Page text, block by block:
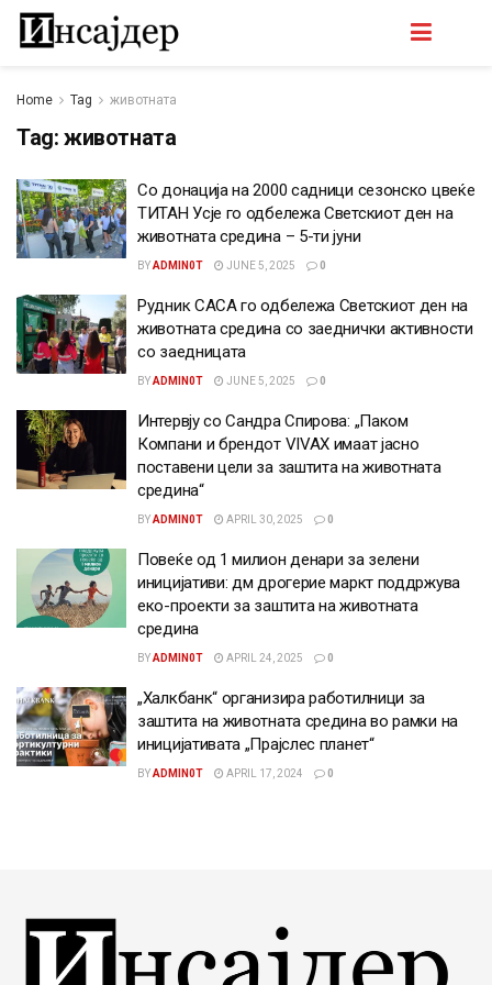
Home Tag животната
Tag: животната
Со донација на 2000 садници сезонско цвеќе
ТИТАН Усје го одбележа Светскиот ден на
животната средина – 5-ти јуни
BYADMIN0T JUNE 5, 2025 0
Рудник САСА го одбележа Светскиот ден на
животната средина со заеднички активности
со заедницата
BYADMIN0T JUNE 5, 2025 0
Интервју со Сандра Спирова: „Паком
Компани и брендот VIVAX имаат јасно
поставени цели за заштита на животната
средина“
BYADMIN0T APRIL 30, 2025 0
Повеќе од 1 милион денари за зелени
иницијативи: дм дрогерие маркт поддржува
еко-проекти за заштита на животната
средина
BYADMIN0T APRIL 24, 2025 0
„Халкбанк“ организира работилници за
заштита на животната средина во рамки на
иницијативата „Прајслес планет“
BYADMIN0T APRIL 17, 2024 0